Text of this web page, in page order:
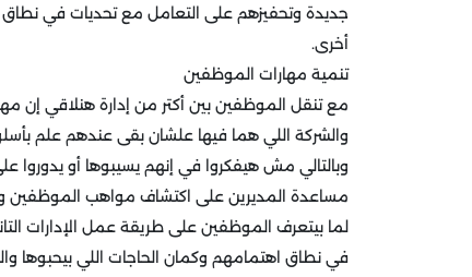
جديدة وتحفيزهم على التعامل مع تحديات في
أخرى.
تنمية مهارات الموظفين
مع تنقل الموظفين بين أكتر من إدارة هنلاقي إن
والشركة اللي هما فيها علشان بقى عندهم علم
وبالتالي مش هيفكروا في إنهم يسيبوها أو يدوروا
مساعدة المديرين على اكتشاف مواهب الموظفين
لما بيتعرف الموظفين على طريقة عمل الإدارات
في نطاق اهتمامهم وكمان الحاجات اللي بيحبوها